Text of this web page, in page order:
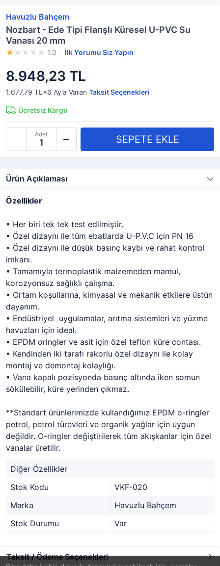
Havuzlu Bahçem
Nozbart - Ede Tipi Flanşlı Küresel U-PVC Su
Vanası 20 mm
1.0 İlk Yorumu Siz Yapın
8.948,23 TL
1.677,79 TL×6 Ay'a Varan Taksit Seçenekleri
Ücretsiz Kargo
Adet
Ürün Açıklaması
Özellikler
• Her biri tek tek test edilmiştir.
• Özel dizaynı ile tüm ebatlarda U-P.V.C için PN 16
• Özel dizaynı ile düşük basınç kaybı ve rahat kontrol
imkanı.
• Tamamıyla termoplastik malzemeden mamul,
korozyonsuz sağlıklı çalışma.
• Ortam koşullarına, kimyasal ve mekanik etkilere üstün
dayanım.
• Endüstriyel uygulamalar, arıtma sistemleri ve yüzme
havuzları için ideal.
• EPDM oringler ve asit için özel teflon küre contası.
• Kendinden iki tarafı rakorlu özel dizaynı ile kolay
montaj ve demontaj kolaylığı.
• Vana kapalı pozisyonda basınç altında iken somun
sökülebilir, küre yerinden çıkmaz.
**Standart ürünlerimizde kullandığımız EPDM o-ringler
petrol, petrol türevleri ve organik yağlar için uygun
değildir. O-ringler değiştirilerek tüm akışkanlar için özel
vanalar üretilir.
Diğer Özellikler
Stok Kodu
VKF-020
Marka
Havuzlu Bahçem
Stok Durumu
Var
Taksit / Ödeme Seçenekleri